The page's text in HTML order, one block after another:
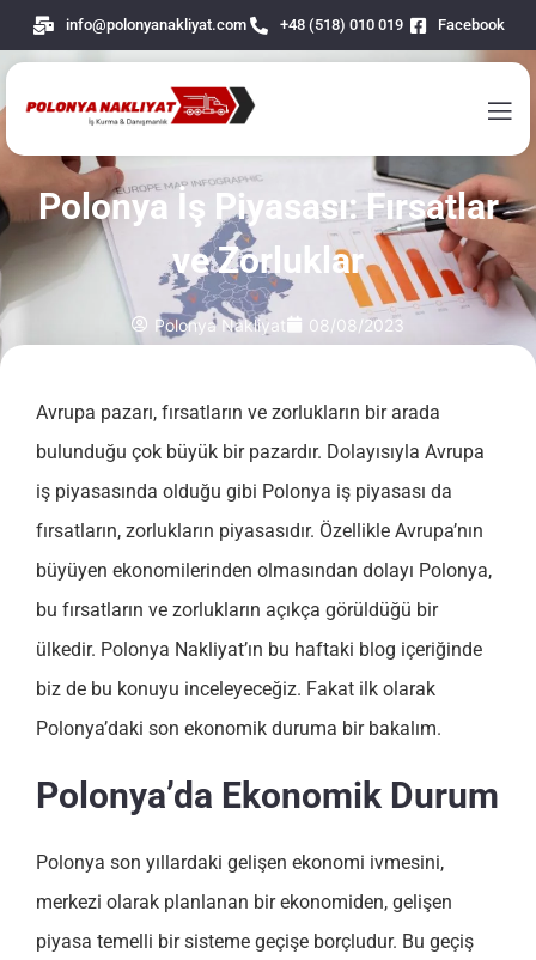
info@polonyanakliyat.com +48 (518) 010 019 Facebook
Polonya İş Piyasası: Fırsatlar
ve Zorluklar
Polonya Nakliyat 08/08/2023
Avrupa pazarı, fırsatların ve zorlukların bir arada
bulunduğu çok büyük bir pazardır. Dolayısıyla Avrupa
iş piyasasında olduğu gibi Polonya iş piyasası da
fırsatların, zorlukların piyasasıdır. Özellikle Avrupa’nın
büyüyen ekonomilerinden olmasından dolayı Polonya,
bu fırsatların ve zorlukların açıkça görüldüğü bir
ülkedir. Polonya Nakliyat’ın bu haftaki blog içeriğinde
biz de bu konuyu inceleyeceğiz. Fakat ilk olarak
Polonya’daki son ekonomik duruma bir bakalım.
Polonya’da Ekonomik Durum
Polonya son yıllardaki gelişen ekonomi ivmesini,
merkezi olarak planlanan bir ekonomiden, gelişen
piyasa temelli bir sisteme geçişe borçludur. Bu geçiş